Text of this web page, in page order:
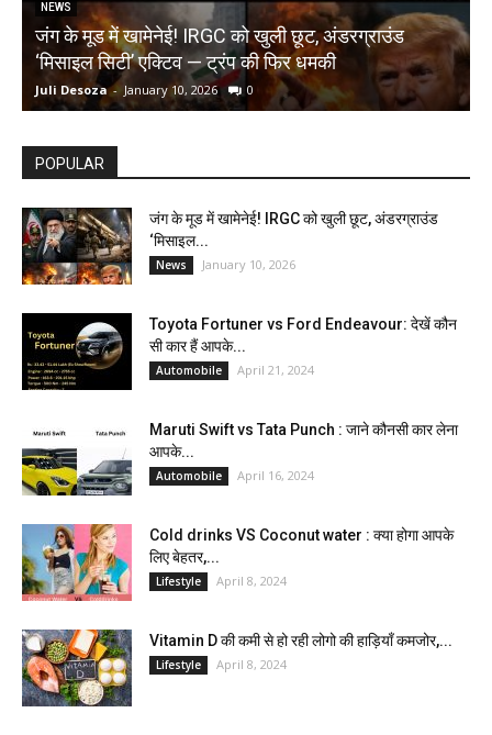
NEWS
जंग के मूड में खामेनेई! IRGC को खुली छूट, अंडरग्राउंड
‘मिसाइल सिटी’ एक्टिव — ट्रंप की फिर धमकी
Juli Desoza - January 10, 2026 0
POPULAR
जंग के मूड में खामेनेई! IRGC को खुली छूट, अंडरग्राउंड
‘मिसाइल...
News January 10, 2026
Toyota Fortuner vs Ford Endeavour: देखें कौन
सी कार हैं आपके...
Automobile April 21, 2024
Maruti Swift vs Tata Punch : जाने कौनसी कार लेना
आपके...
Automobile April 16, 2024
Cold drinks VS Coconut water : क्या होगा आपके
लिए बेहतर,...
Lifestyle April 8, 2024
Vitamin D की कमी से हो रही लोगो की हाड़ियाँ कमजोर,...
Lifestyle April 8, 2024